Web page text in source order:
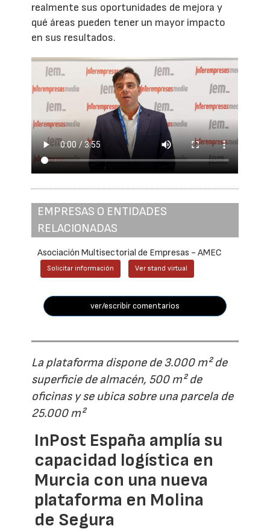
realmente sus oportunidades de mejora y
qué áreas pueden tener un mayor impacto
en sus resultados.
EMPRESAS O ENTIDADES
RELACIONADAS
Asociación Multisectorial de Empresas - AMEC
Solicitar información Ver stand virtual
ver/escribir comentarios
La plataforma dispone de 3.000 m² de
superficie de almacén, 500 m² de
oficinas y se ubica sobre una parcela de
25.000 m²
InPost España amplía su
capacidad logística en
Murcia con una nueva
plataforma en Molina
de Segura